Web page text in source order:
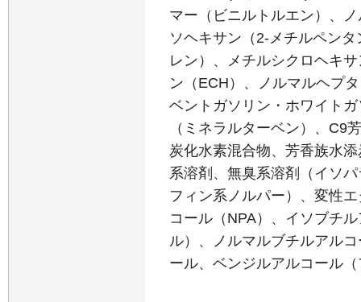
マー（ビニルトルエン）、
ソヘキサン（2-メチルペン
レン）、メチルシクロヘキ
ン（ECH）、ノルマルヘプ
ベントガソリン・ホワイト
（ミネラルターベン）、C9
炭化水素混合物、芳香族水
系溶剤、無臭系溶剤（イソ
フィン系ノルパー）、変性
コール（NPA）、イソブチ
ル）、ノルマルブチルアル
ール、ベンジルアルコール